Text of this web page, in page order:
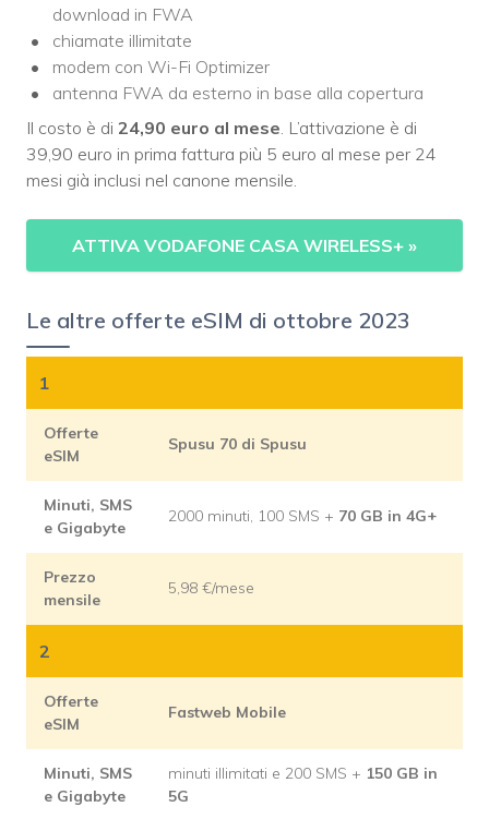
download in FWA
chiamate illimitate
modem con Wi-Fi Optimizer
antenna FWA da esterno in base alla copertura
Il costo è di 24,90 euro al mese . L’attivazione è di
39,90 euro in prima fattura più 5 euro al mese per 24
mesi già inclusi nel canone mensile.
ATTIVA VODAFONE CASA WIRELESS+ »
Le altre offerte eSIM di ottobre 2023
1
Offerte
eSIM
Spusu 70 di Spusu
Minuti, SMS
e Gigabyte
2000 minuti, 100 SMS + 70 GB in 4G+
Prezzo
mensile
5,98 €/mese
2
Offerte
eSIM
Fastweb Mobile
Minuti, SMS
e Gigabyte
minuti illimitati e 200 SMS + 150 GB in
5G